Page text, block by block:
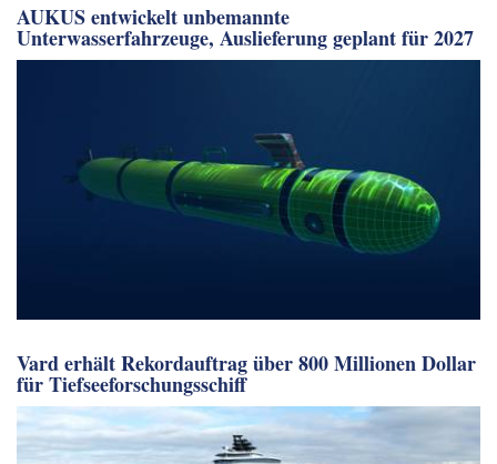
AUKUS entwickelt unbemannte
Unterwasserfahrzeuge, Auslieferung geplant für 2027
Vard erhält Rekordauftrag über 800 Millionen Dollar
für Tiefseeforschungsschiff